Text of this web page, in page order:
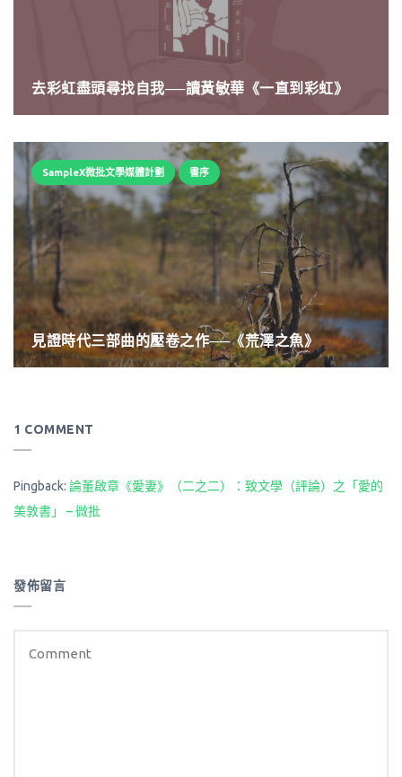
去彩虹盡頭尋找自我──讀黃敏華《一直到彩虹》
SampleX微批文學媒體計劃 書序
見證時代三部曲的壓卷之作──《荒澤之魚》
1 COMMENT
Pingback: 論董啟章《愛妻》（二之二）：致文學（評論）之「愛的
美敦書」 – 微批
發佈留言